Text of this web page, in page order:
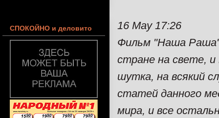
16 May 17:26
Фильм "Наша Раша"
стране на свете,
шутка, на всякий
статей данного
мира, и все
СПОКОЙНО и деловито